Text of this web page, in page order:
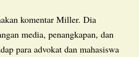
media, penangkapan, dan
para advokat dan mahasiswa